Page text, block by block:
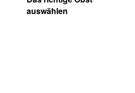
auswählen